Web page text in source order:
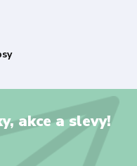
akce a slevy!